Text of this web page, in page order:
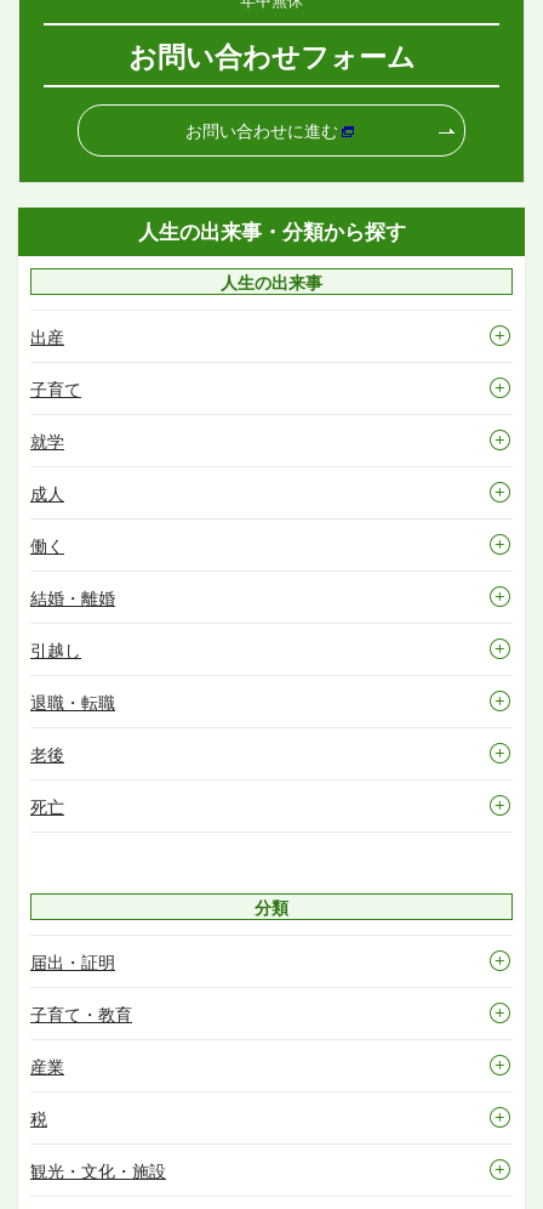
お問い合わせフォーム
お問い合わせに進む
人生の出来事・分類から探す
人生の出来事
出産
子育て
就学
成人
働く
結婚・離婚
引越し
退職・転職
老後
死亡
分類
届出・証明
子育て・教育
産業
税
観光・文化・施設